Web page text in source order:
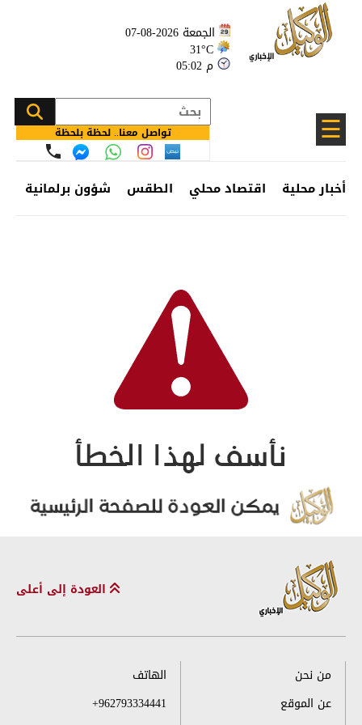
الجمعة 2026-08-07
31°C
05:02 م
☰ تواصل معنا.. لحظة بلحظة
أخبار محلية اقتصاد محلي الطقس شؤون برلمانية
العودة إلى أعلى
من نحن
عن الموقع
الهاتف
+962793334441